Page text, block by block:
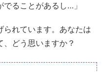
でることがあるし…」
られています。あなたは
、どう思いますか？